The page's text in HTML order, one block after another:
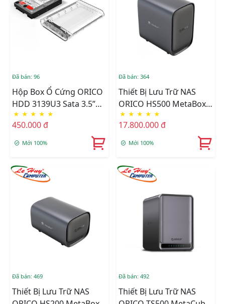
Đã bán: 96
Hộp Box Ổ Cứng ORICO
HDD 3139U3 Sata 3.5”
USB 3.0
★ ★ ★ ★ ★
450.000 đ
Mới 100%
Đã bán: 364
Thiết Bị Lưu Trữ NAS
ORICO HS500 MetaBox
Pro 5 Bay (HS500-EU-GY-
BP)
★ ★ ★ ★ ★
17.800.000 đ
Mới 100%
Đã bán: 469
Thiết Bị Lưu Trữ NAS
Đã bán: 492
Thiết Bị Lưu Trữ NAS